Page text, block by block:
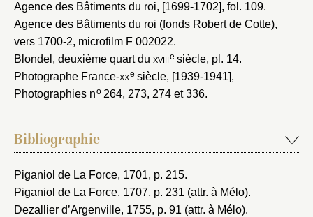
Agence des Bâtiments du roi, [1699-1702], fol. 109.
Agence des Bâtiments du roi (fonds Robert de Cotte),
vers 1700-2, microfilm F 002022.
Blondel, deuxième quart du xviiie siècle, pl. 14.
Photographe France-xxe siècle, [1939-1941],
Photographies no264, 273, 274 et 336.
Bibliographie
Piganiol de La Force, 1701, p. 215.
Piganiol de La Force, 1707, p. 231 (attr. à Mélo).
Dezallier d’Argenville, 1755, p. 91 (attr. à Mélo).